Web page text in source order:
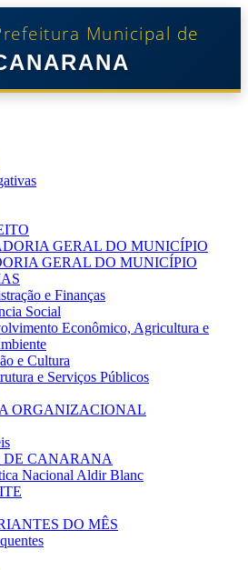
Municipal de
GERAL DO MUNICÍPIO
GERAL DO MUNICÍPIO
e Finanças
Social
Econômico, Agricultura e
e Cultura
e Serviços Públicos
ORGANIZACIONAL
DE CANARANA
Nacional Aldir Blanc
DO MÊS